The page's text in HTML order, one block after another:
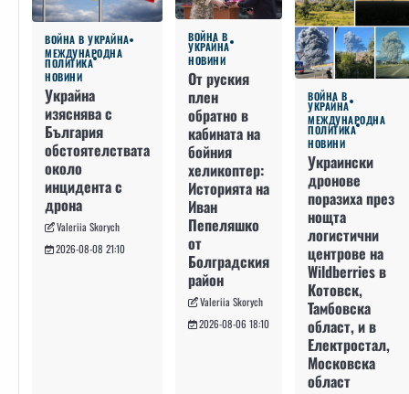
ВОЙНА В УКРАЙНА
МЕЖДУНАРОДНА
ПОЛИТИКА
НОВИНИ
Украйна
изяснява с
България
обстоятелствата
около
инцидента с
дрона
Valeriia Skorych
2026-08-08 21:10
ВОЙНА В
УКРАЙНА
НОВИНИ
От руския
плен
обратно в
кабината на
бойния
хеликоптер:
Историята на
Иван
Пепеляшко
от
Болградския
район
Valeriia Skorych
2026-08-06 18:10
ВОЙНА В
УКРАЙНА
МЕЖДУНАРОДНА
ПОЛИТИКА
НОВИНИ
Украински
дронове
поразиха през
нощта
логистични
центрове на
Wildberries в
Котовск,
Тамбовска
област, и в
Електростал,
Московска
област